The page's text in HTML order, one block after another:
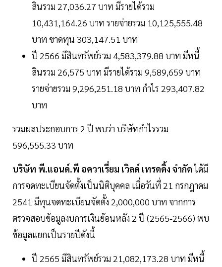
สินรวม 27,036.27 บาท มีรายได้รวม
10,431,164.26 บาท รายจ่ายรวม 10,125,555.48
บาท ขาดทุน 303,147.51 บาท
ปี 2566 มีสินทรัพย์รวม 4,583,379.88 บาท มีหนี้
สินรวม 26,575 บาท มีรายได้รวม 9,589,659 บาท
รายจ่ายรวม 9,296,251.18 บาท กำไร 293,407.82
บาท
รวมผลประกอบการ 2 ปี พบว่า บริษัทกำไรรวม
596,555.33 บาท
บริษัท พี.แอนด์.พี อควาเรี่ยม เวิลด์ เทรดดิ้ง จำกัดได้มี
การจดทะเบียนจัดตั้งเป็นนิติบุคคล เมื่อวันที่ 21 กรกฎาคม
2541 มีทุนจดทะเบียนจัดตั้ง 2,000,000 บาท จากการ
ตรวจสอบข้อมูลงบการเงินย้อนหลัง 2 ปี (2565-2566) พบ
ข้อมูลแยกเป็นรายปีดังนี้
ปี 2565 มีสินทรัพย์รวม 21,082,173.28 บาท มีหนี้